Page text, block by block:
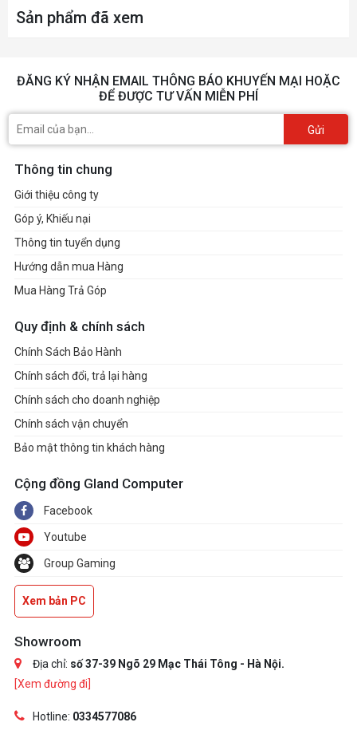
Sản phẩm đã xem
ĐĂNG KÝ NHẬN EMAIL THÔNG BÁO KHUYẾN MẠI HOẶC
ĐỂ ĐƯỢC TƯ VẤN MIỄN PHÍ
Gửi
Thông tin chung
Giới thiệu công ty
Góp ý, Khiếu nại
Thông tin tuyển dụng
Hướng dẫn mua Hàng
Mua Hàng Trả Góp
Quy định & chính sách
Chính Sách Bảo Hành
Chính sách đổi, trả lại hàng
Chính sách cho doanh nghiệp
Chính sách vận chuyển
Bảo mật thông tin khách hàng
Cộng đồng Gland Computer
Facebook
Youtube
Group Gaming
Xem bản PC
Showroom
Địa chỉ: số 37-39 Ngõ 29 Mạc Thái Tông - Hà Nội.
[Xem đường đi]
Hotline: 0334577086